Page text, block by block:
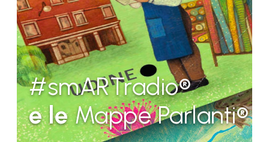
#smARTradio®
e leMappe Parlanti®